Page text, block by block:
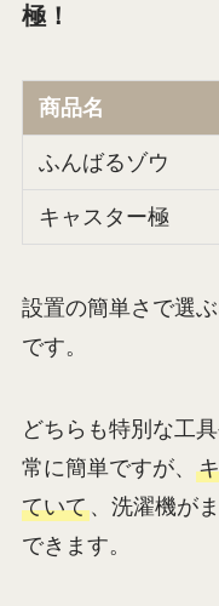
極！
商品名
ふんばるゾウ
キャスター極
設置の簡単さで選
です。
どちらも特別な工
常に簡単ですが、
ていて、洗濯機が
できます。